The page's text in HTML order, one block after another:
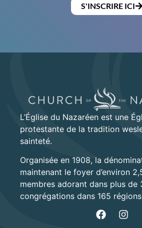
S'INSCRIRE ICI
L’Église du Nazaréen est une
protestante de la tradition
sainteté.
Organisée en 1908, la
maintenant le foyer d’environ
membres adorant dans plus de
congrégations dans 165